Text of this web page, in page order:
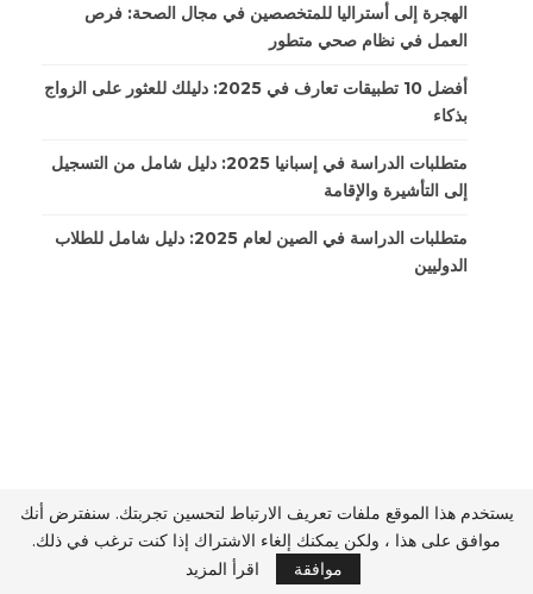
الهجرة إلى أستراليا للمتخصصين في مجال الصحة: فرص
العمل في نظام صحي متطور
أفضل 10 تطبيقات تعارف في 2025: دليلك للعثور على الزواج
بذكاء
متطلبات الدراسة في إسبانيا 2025: دليل شامل من التسجيل
إلى التأشيرة والإقامة
متطلبات الدراسة في الصين لعام 2025: دليل شامل للطلاب
الدوليين
يستخدم هذا الموقع ملفات تعريف الارتباط لتحسين تجربتك. سنفترض أنك
موافق على هذا ، ولكن يمكنك إلغاء الاشتراك إذا كنت ترغب في ذلك.
موافقة
اقرأ المزيد